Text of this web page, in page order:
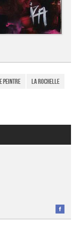
peintre
La Rochelle